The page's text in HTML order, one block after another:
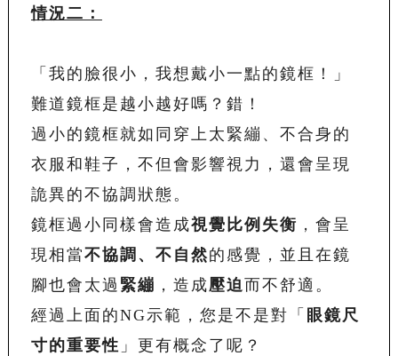
情況二：
「我的臉很小，我想戴小一點的鏡框！」
難道鏡框是越小越好嗎？錯！
過小的鏡框就如同穿上太緊繃、不合身的
衣服和鞋子，不但會影響視力，還會呈現
詭異的不協調狀態。
鏡框過小同樣會造成視覺比例失衡 ，會呈
現相當不協調、不自然的感覺，並且在鏡
腳也會太過 緊繃 ，造成壓迫 而不舒適。
經過上面的NG示範，您是不是對「 眼鏡尺
寸的重要性 」更有概念了呢？